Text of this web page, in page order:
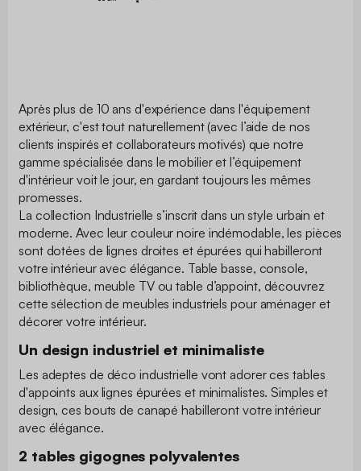
Après plus de 10 ans d'expérience dans l'équipement
extérieur, c'est tout naturellement (avec l’aide de nos
clients inspirés et collaborateurs motivés) que notre
gamme spécialisée dans le mobilier et l’équipement
d'intérieur voit le jour, en gardant toujours les mêmes
promesses.
La collection Industrielle s’inscrit dans un style urbain et
moderne. Avec leur couleur noire indémodable, les pièces
sont dotées de lignes droites et épurées qui habilleront
votre intérieur avec élégance. Table basse, console,
bibliothèque, meuble TV ou table d’appoint, découvrez
cette sélection de meubles industriels pour aménager et
décorer votre intérieur.
Un design industriel et minimaliste
Les adeptes de déco industrielle vont adorer ces tables
d'appoints aux lignes épurées et minimalistes. Simples et
design, ces bouts de canapé habilleront votre intérieur
avec élégance.
2 tables gigognes polyvalentes